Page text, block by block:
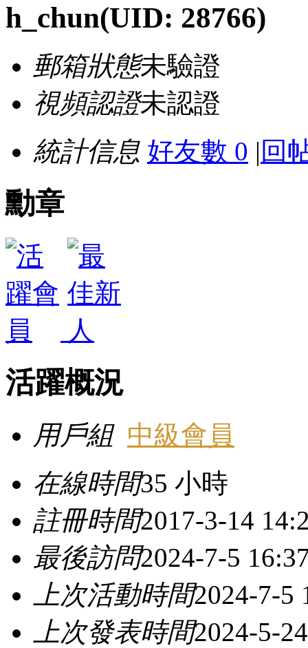
h_chun(UID: 28766)
郵箱狀態未驗證
視頻認證未認證
統計信息 好友數 0 | 回
勳章
活躍概況
用戶組 中級會員
在線時間35 小時
註冊時間2017-3-14
最後訪問2024-7-5
上次活動時間2024-7-5
上次發表時間2024-5-